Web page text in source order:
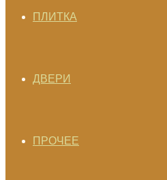
ПЛИТКА
ДВЕРИ
ПРОЧЕЕ